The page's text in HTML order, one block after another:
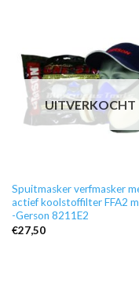
UITVERKOCHT
Spuitmasker verfmasker
actief koolstoffilter FFA2
-Gerson 8211E2
€27,50